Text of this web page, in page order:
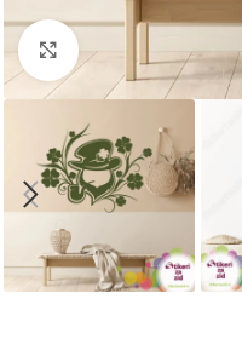
Kliknite za uvećanje